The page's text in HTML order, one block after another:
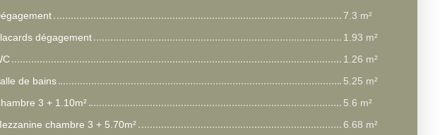
7.3 m²
dégagement
1.93 m²
1.26 m²
de bains
5.25 m²
3 + 1.10m²
5.6 m²
chambre 3 + 5.70m²
6.68 m²